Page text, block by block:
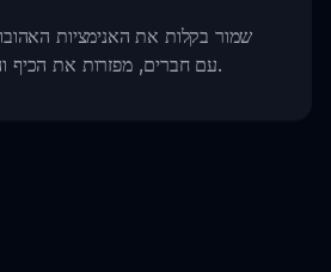
שמור בקלות את האנימציות
עם חברים, מפזרות את הכיף והצחוק של סגול שמץ.